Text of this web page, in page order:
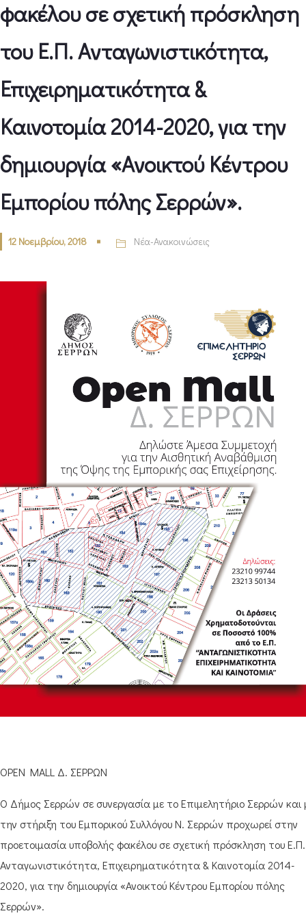
φακέλου σε σχετική πρόσκληση
του Ε.Π. Ανταγωνιστικότητα,
Επιχειρηματικότητα &
Καινοτομία 2014-2020, για την
δημιουργία «Ανοικτού Κέντρου
Εμπορίου πόλης Σερρών».
12 Νοεμβρίου, 2018 Νέα-Ανακοινώσεις
OPEN MALL Δ. ΣΕΡΡΩΝ
Ο Δήμος Σερρών σε συνεργασία με το Επιμελητήριο Σερρών και
την στήριξη του Εμπορικού Συλλόγου Ν. Σερρών προχωρεί στην
προετοιμασία υποβολής φακέλου σε σχετική πρόσκληση του Ε.Π.
Ανταγωνιστικότητα, Επιχειρηματικότητα & Καινοτομία 2014-
2020, για την δημιουργία «Ανοικτού Κέντρου Εμπορίου πόλης
Σερρών».